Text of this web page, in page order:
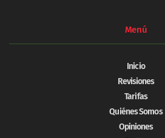
Menú
Inicio
Revisiones
Tarifas
Quiénes Somos
Opiniones